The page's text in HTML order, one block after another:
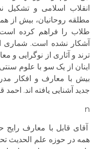
انقلاب اسلامی و تشکیل
مطلقه روحانیان، بیش از
طلاب را فراهم کرده
آشکار نشده است. شماری
ترند و آثاری از نوگرایی و
اینان از یک سو با علوم
بیش با معارف و افکار
جدید آشنایی یافته اند.
n
آقای قابل با معارف رایج
همه در حوزه علم الحدیث